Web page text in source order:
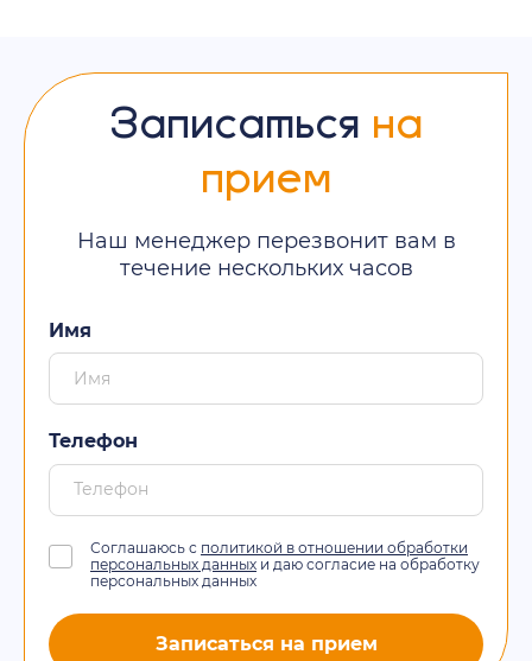
Записаться на
прием
Наш менеджер перезвонит вам в
течение нескольких часов
Имя
Телефон
Соглашаюсь с политикой в отношении обработки
персональных данных и даю согласие на обработку
персональных данных
Записаться на прием